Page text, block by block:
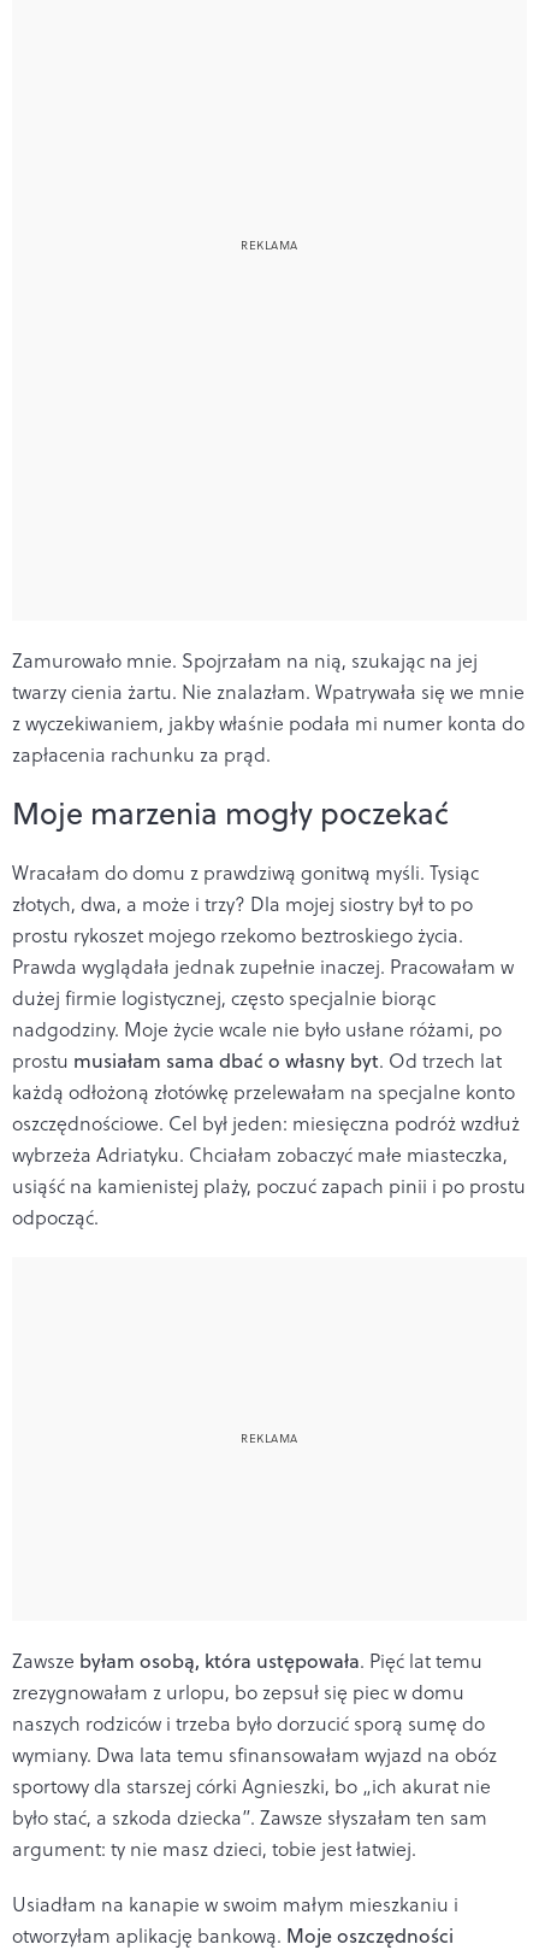
Zamurowało mnie. Spojrzałam na nią, szukając na jej
twarzy cienia żartu. Nie znalazłam. Wpatrywała się we mnie
z wyczekiwaniem, jakby właśnie podała mi numer konta do
zapłacenia rachunku za prąd.
Moje marzenia mogły poczekać
Wracałam do domu z prawdziwą gonitwą myśli. Tysiąc
złotych, dwa, a może i trzy? Dla mojej siostry był to po
prostu rykoszet mojego rzekomo beztroskiego życia.
Prawda wyglądała jednak zupełnie inaczej. Pracowałam w
dużej firmie logistycznej, często specjalnie biorąc
nadgodziny. Moje życie wcale nie było usłane różami, po
prostu musiałam sama dbać o własny byt. Od trzech lat
każdą odłożoną złotówkę przelewałam na specjalne konto
oszczędnościowe. Cel był jeden: miesięczna podróż wzdłuż
wybrzeża Adriatyku. Chciałam zobaczyć małe miasteczka,
usiąść na kamienistej plaży, poczuć zapach pinii i po prostu
odpocząć.
Zawsze byłam osobą, która ustępowała. Pięć lat temu
zrezygnowałam z urlopu, bo zepsuł się piec w domu
naszych rodziców i trzeba było dorzucić sporą sumę do
wymiany. Dwa lata temu sfinansowałam wyjazd na obóz
sportowy dla starszej córki Agnieszki, bo „ich akurat nie
było stać, a szkoda dziecka”. Zawsze słyszałam ten sam
argument: ty nie masz dzieci, tobie jest łatwiej.
Usiadłam na kanapie w swoim małym mieszkaniu i
otworzyłam aplikację bankową. Moje oszczędności